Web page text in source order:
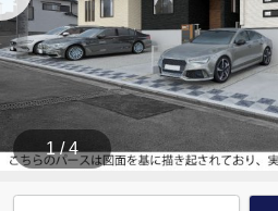
1 / 4